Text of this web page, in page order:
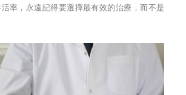
率，永遠記得要選擇最有效的治療，而不是